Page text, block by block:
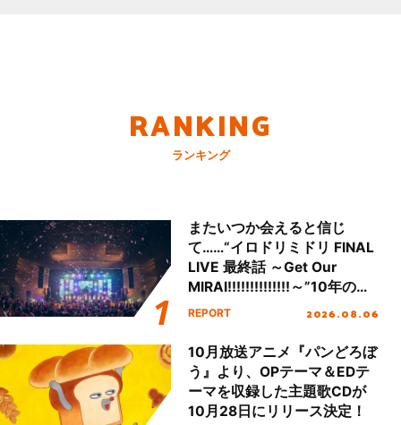
RANKING
ランキング
またいつか会えると信じ
て……“イロドリミドリ FINAL
LIVE 最終話 ～Get Our
MIRAI!!!!!!!!!!!!!!～”10年の活
動を経てファイナルを迎える
REPORT 2026.08.06
10月放送アニメ『パンどろぼ
う』より、OPテーマ＆EDテ
ーマを収録した主題歌CDが
10月28日にリリース決定！